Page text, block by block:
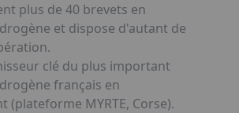
plus de 40 brevets en
et dispose d'autant de
clé du plus important
français en
(plateforme MYRTE, Corse).